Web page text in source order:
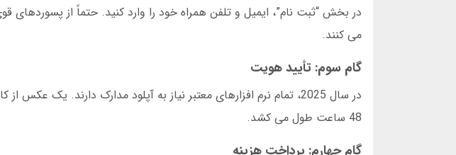
در بخش “ثبت نام”، ایمیل و تلفن همراه خود را وارد کنید. حتماً از پسوردهای
می کنند.
گام سوم: تأیید هویت
در سال 2025، تمام نرم افزارهای معتبر نیاز به آپلود مدارک دارند.
48 ساعت طول می کشد.
گام چهارم: پرداخت هزینه